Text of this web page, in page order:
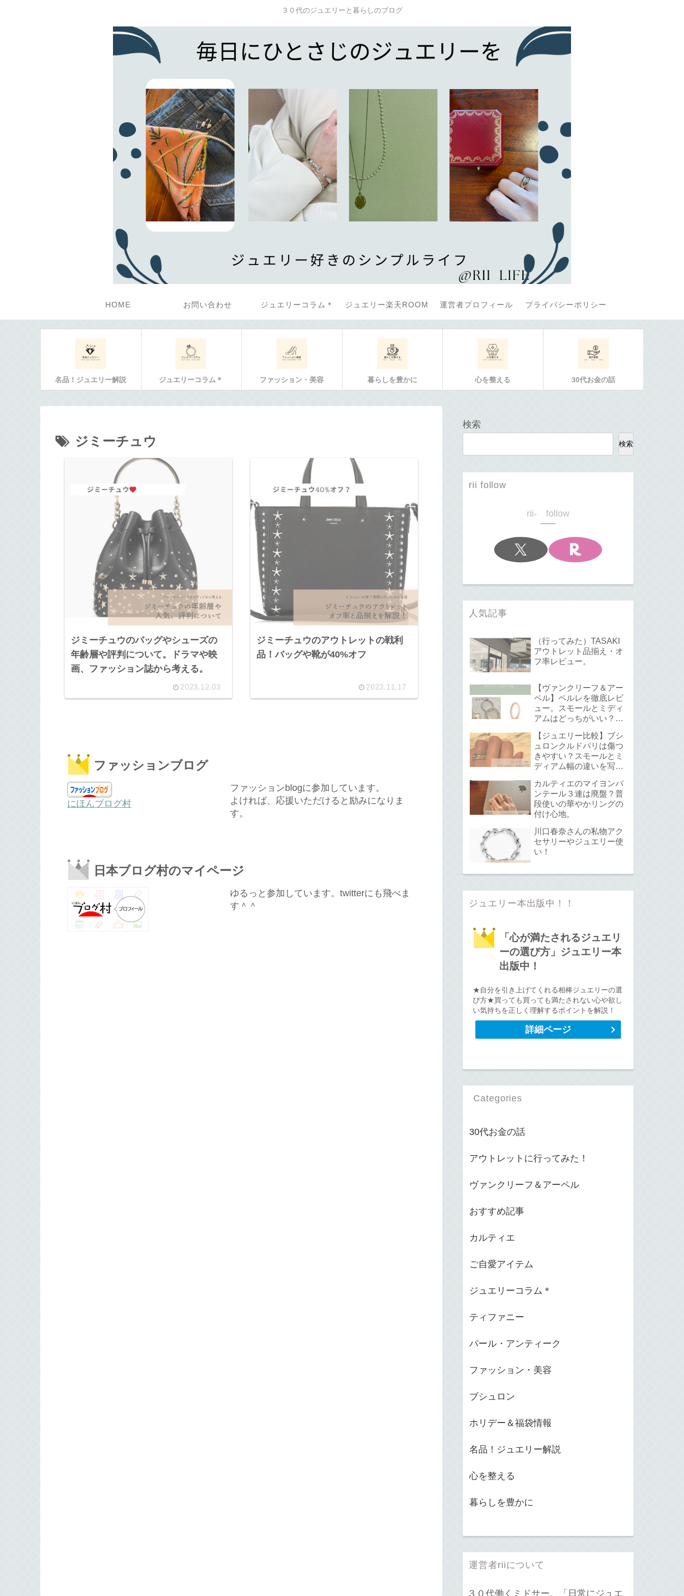
３０代のジュエリーと暮らしのブログ
HOME お問い合わせ ジュエリーコラム＊ ジュエリー楽天ROOM 運営者プロフィール プライバシーポリシー
名品！ジュエリー解説 ジュエリーコラム＊ ファッション・美容 暮らしを豊かに 心を整える 30代お金の話
ジミーチュウ
ジミーチュウのバッグやシューズの
年齢層や評判について。ドラマや映
画、ファッション誌から考える。
2023.12.03
ジミーチュウのアウトレットの戦利
品！バッグや靴が40%オフ
2023.11.17
ファッションブログ
にほんブログ村
ファッションblogに参加しています。
よければ、応援いただけると励みになりま
す。
日本ブログ村のマイページ
ゆるっと参加しています。twitterにも飛べま
す＾＾
検索
検索
rii follow
rii- follow
人気記事
（行ってみた）TASAKI
アウトレット品揃え・オ
フ率レビュー。
【ヴァンクリーフ＆アー
ペル】ペルレを徹底レビ
ュー。スモールとミディ
アムはどっちがいい？サ
て。
【ジュエリー比較】ブシ
ュロンクルドパリは傷つ
きやすい？スモールとミ
ディアム幅の違いを写真
カルティエのマイヨンパ
ンテール３連は廃盤？普
段使いの華やかリングの
付け心地。
川口春奈さんの私物アク
セサリーやジュエリー使
い！
ジュエリー本出版中！！
「心が満たされるジュエリ
ーの選び方」ジュエリー本
出版中！
★自分を引き上げてくれる相棒ジュエリーの選
び方★買っても買っても満たされない心や欲し
い気持ちを正しく理解するポイントを解説！
詳細ページ
Categories
30代お金の話
アウトレットに行ってみた！
ヴァンクリーフ＆アーペル
おすすめ記事
カルティエ
ご自愛アイテム
ジュエリーコラム＊
ティファニー
パール・アンティーク
ファッション・美容
ブシュロン
ホリデー＆福袋情報
名品！ジュエリー解説
心を整える
暮らしを豊かに
運営者riiについて
３０代働くミドサー。「日常にジュエ